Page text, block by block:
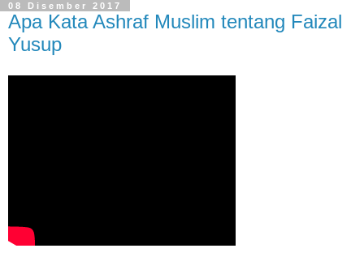
08 Disember 2017
Apa Kata Ashraf Muslim tentang Faizal
Yusup